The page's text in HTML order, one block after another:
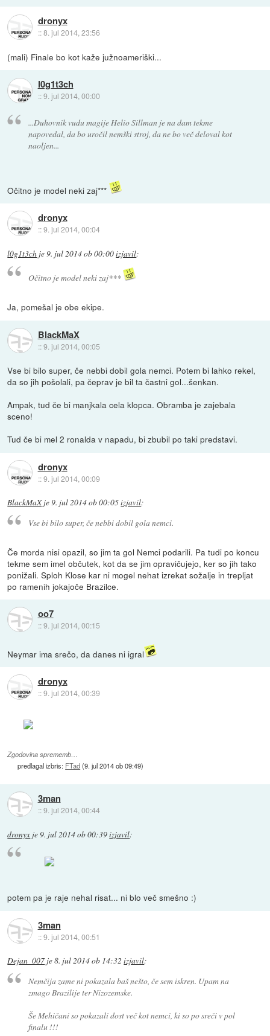
dronyx
::8. jul 2014, 23:56
(mali) Finale bo kot kaže južnoameriški...
l0g1t3ch
::9. jul 2014, 00:00
...Duhovnik vudu magije Helio Sillman je na dam tekme
napovedal, da bo uročil nemški stroj, da ne bo več deloval kot
naoljen...
Očitno je model neki zaj***
dronyx
::9. jul 2014, 00:04
l0g1t3ch je9. jul 2014 ob 00:00izjavil:
Očitno je model neki zaj***
Ja, pomešal je obe ekipe.
BlackMaX
::9. jul 2014, 00:05
Vse bi bilo super, če nebbi dobil gola nemci. Potem bi lahko rekel,
da so jih pošolali, pa čeprav je bil ta častni gol...šenkan.
Ampak, tud če bi manjkala cela klopca. Obramba je zajebala
sceno!
Tud če bi mel 2 ronalda v napadu, bi zbubil po taki predstavi.
dronyx
::9. jul 2014, 00:09
BlackMaXje9. jul 2014 ob 00:05izjavil:
Vse bi bilo super, če nebbi dobil gola nemci.
Če morda nisi opazil, so jim ta gol Nemci podarili. Pa tudi po koncu
tekme sem imel občutek, kot da se jim opravičujejo, ker so jih tako
ponižali. Sploh Klose kar ni mogel nehat izrekat sožalje in trepljat
po ramenih jokajoče Brazilce.
oo7
::9. jul 2014, 00:15
Neymar ima srečo, da danes ni igral
dronyx
::9. jul 2014, 00:39
Zgodovina sprememb…
predlagal izbris: FTad(9. jul 2014 ob 09:49)
3man
::9. jul 2014, 00:44
dronyx je9. jul 2014 ob 00:39izjavil:
potem pa je raje nehal risat... ni blo več smešno :)
3man
::9. jul 2014, 00:51
Dejan_007 je8. jul 2014 ob 14:32 izjavil:
Nemčija zame ni pokazala baš nešto, če sem iskren. Upam na
zmago Brazilije ter Nizozemske.
Še Mehičani so pokazali dost več kot nemci, ki so po sreči v pol
finalu !!!